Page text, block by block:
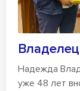
Надежда
уже 48 лет